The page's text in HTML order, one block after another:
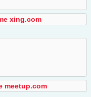
xing.com
meetup.com